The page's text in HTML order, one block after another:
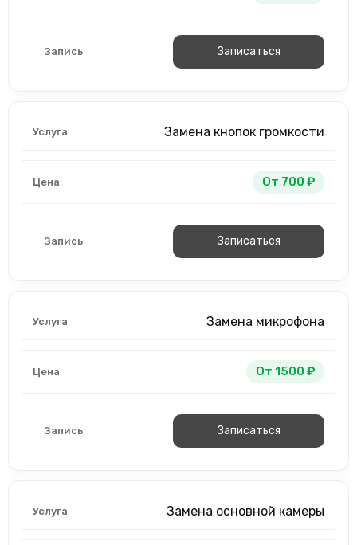
Записаться
Замена кнопок громкости
От 700 ₽
Записаться
Замена микрофона
От 1500 ₽
Записаться
Замена основной камеры